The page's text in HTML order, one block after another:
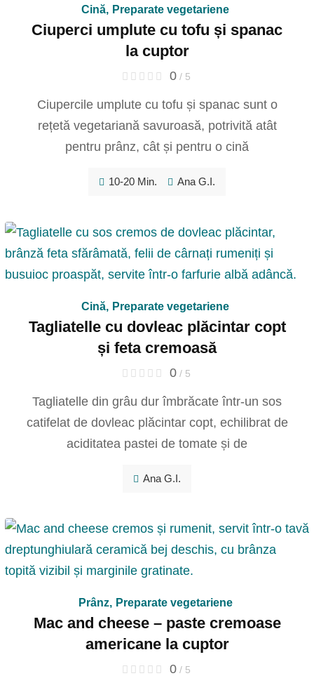
Cină, Preparate vegetariene
Ciuperci umplute cu tofu și spanac
la cuptor
0/ 5
Ciupercile umplute cu tofu și spanac sunt o
rețetă vegetariană savuroasă, potrivită atât
pentru prânz, cât și pentru o cină
10-20 Min. Ana G.I.
Cină, Preparate vegetariene
Tagliatelle cu dovleac plăcintar copt
și feta cremoasă
0/ 5
Tagliatelle din grâu dur îmbrăcate într-un sos
catifelat de dovleac plăcintar copt, echilibrat de
aciditatea pastei de tomate și de
Ana G.I.
Prânz, Preparate vegetariene
Mac and cheese – paste cremoase
americane la cuptor
0/ 5